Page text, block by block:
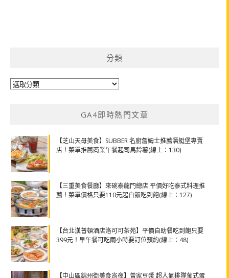
分類
分
GA4即時熱門文章
【芝山天母美食】SUBBER 名廚詹姆士推薦潛艇堡專賣
店！菜單推薦商業午餐起司馬鈴薯(線上：130)
【三重美食餐廳】來碗泰龍門總店 平價好吃泰式料理推
薦！菜單價格只要110元起白飯吃到飽(線上：127)
【台北漢普頓酒店洛可可茶苑】平價自助餐吃到飽只要
399元！早午餐可吃兩小時要訂位預約(線上：48)
【中山區錦州街美食宵夜】曾家豆漿 超人氣排隊葡式蛋